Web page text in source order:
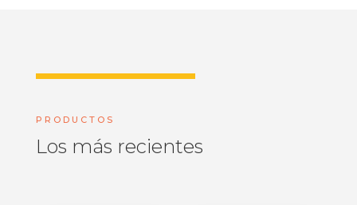
PRODUCTOS
Los más recientes